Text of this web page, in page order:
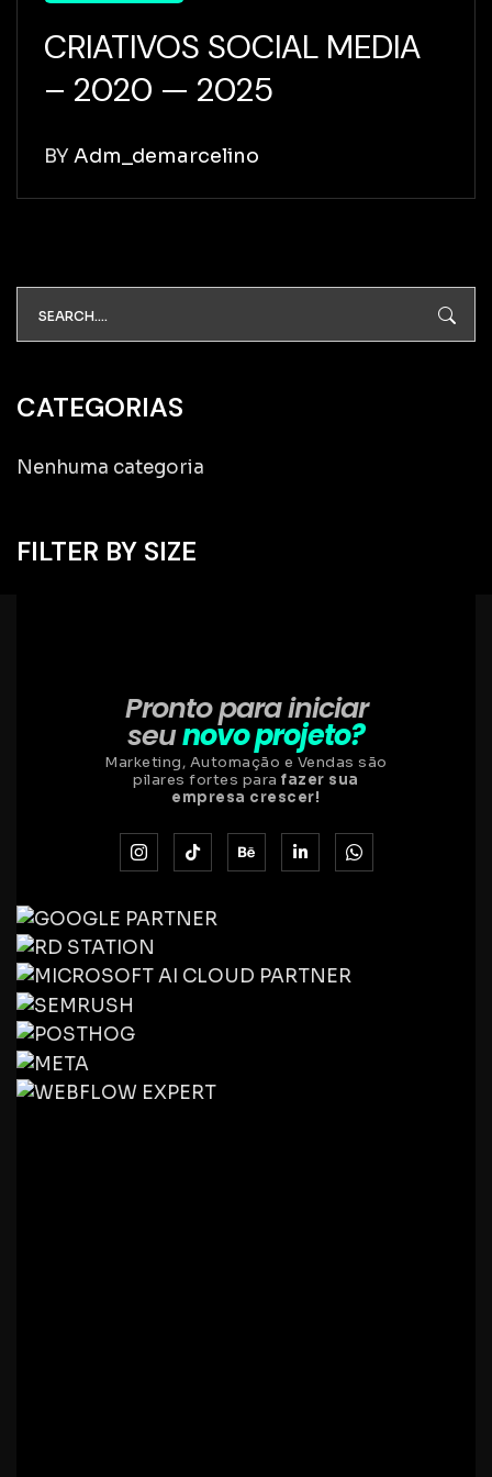
CRIATIVOS SOCIAL MEDIA
– 2020 — 2025
BY Adm_demarcelino
CATEGORIAS
Nenhuma categoria
FILTER BY SIZE
Pronto para iniciar
seunovo projeto?
Marketing, Automação e Vendas são
pilares fortes parafazer sua
empresa crescer!